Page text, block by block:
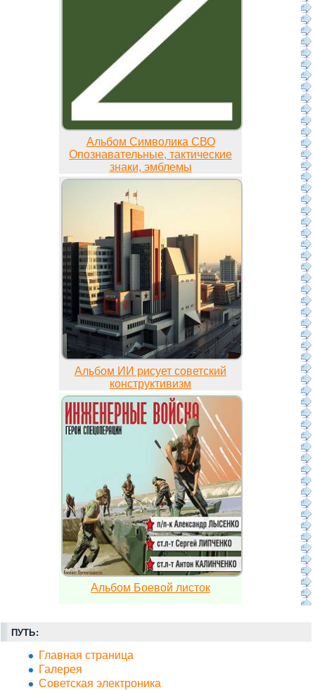
Альбом Символика СВО
Опознавательные, тактические
знаки, эмблемы
Альбом ИИ рисует советский
конструктивизм
Альбом Боевой листок
ПУТЬ:
Главная страница
Галерея
Советская электроника